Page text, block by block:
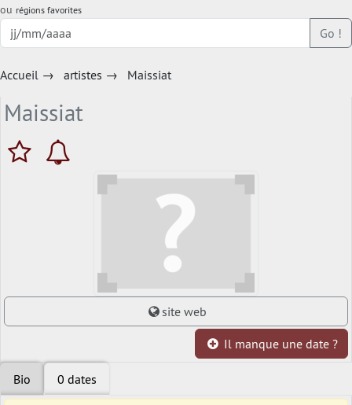
ou régions favorites
Go !
Accueil → artistes → Maissiat
Maissiat
site web
Il manque une date ?
Bio 0 dates